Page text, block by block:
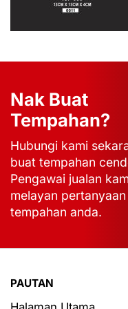
Nak Buat
Tempahan?
Hubungi kami
buat tempahan
Pengawai jualan
melayan
tempahan anda.
PAUTAN